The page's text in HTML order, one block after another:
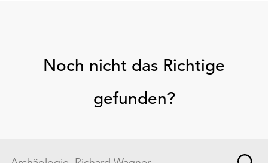
Noch nicht das Richtige
gefunden?